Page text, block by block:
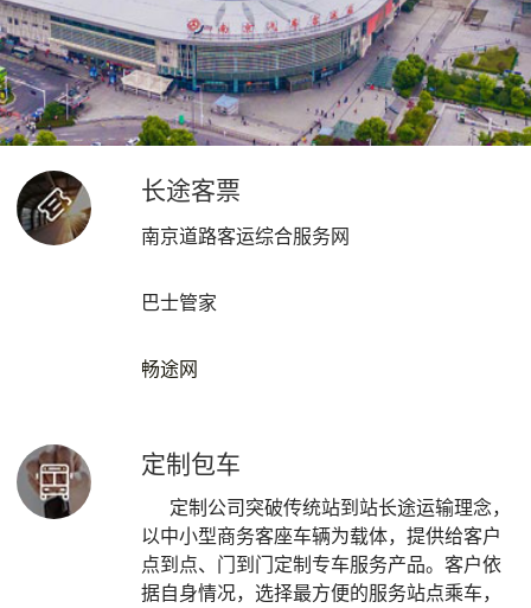
长途客票
南京道路客运综合服务网
巴士管家
畅途网
定制包车
定制公司突破传统站到站长途运输理念，
以中小型商务客座车辆为载体，提供给客户
点到点、门到门定制专车服务产品。客户依
据自身情况，选择最方便的服务站点乘车，